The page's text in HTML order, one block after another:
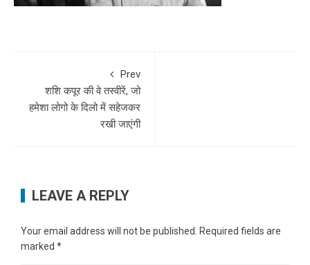
Prev
शश‍ि कपूर की वे तस्वीरें, जो
हमेशा लोगो के दिलो में सहेजकर
रखी जाएंगी
LEAVE A REPLY
Your email address will not be published.
Required fields are
marked *